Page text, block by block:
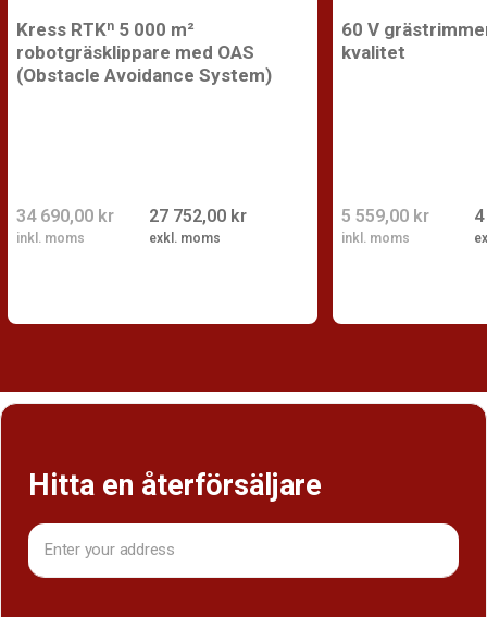
Kress RTKⁿ 5 000 m²
robotgräsklippare med OAS
(Obstacle Avoidance System)
27 752,00 kr
exkl. moms
34 690,00 kr
inkl. moms
60 V
kvalitet
5 559,00 kr
inkl. moms
Hitta en återförsäljare